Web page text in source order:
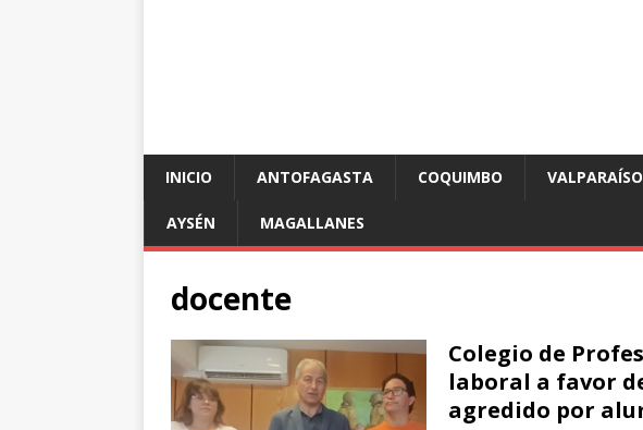
INICIO ANTOFAGASTA COQUIMBO VALPARAÍSO
AYSÉN MAGALLANES
docente
Colegio de
laboral a favor
agredido por